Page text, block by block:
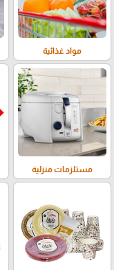
مواد غذائية
مستلزمات منزلية